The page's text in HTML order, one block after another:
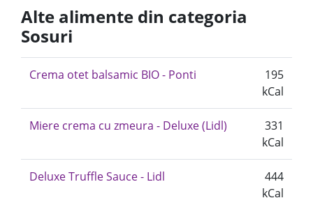
Alte alimente din categoria
Sosuri
Crema otet balsamic BIO - Ponti
195
kCal
Miere crema cu zmeura - Deluxe (Lidl)
331
kCal
Deluxe Truffle Sauce - Lidl
444
kCal